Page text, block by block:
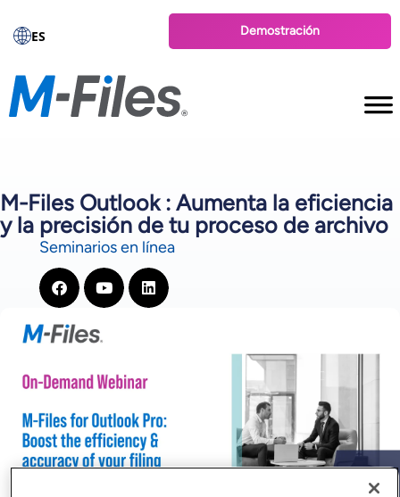
ES Demostración
M-Files Outlook : Aumenta la eficiencia
y la precisión de tu proceso de archivo
Seminarios en línea